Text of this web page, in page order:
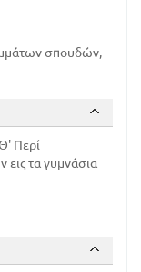
σπουδών,
Περί
τα γυμνάσια